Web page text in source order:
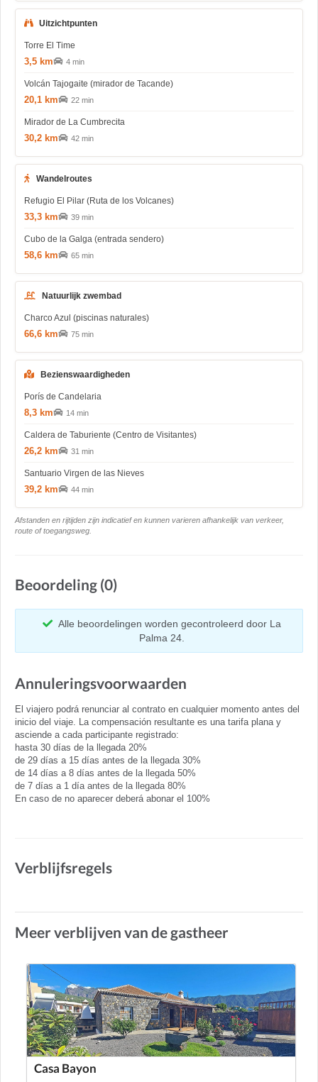
Uitzichtpunten
Torre El Time
3,5 km 4 min
Volcán Tajogaite (mirador de Tacande)
20,1 km 22 min
Mirador de La Cumbrecita
30,2 km 42 min
Wandelroutes
Refugio El Pilar (Ruta de los Volcanes)
33,3 km 39 min
Cubo de la Galga (entrada sendero)
58,6 km 65 min
Natuurlijk zwembad
Charco Azul (piscinas naturales)
66,6 km 75 min
Bezienswaardigheden
Porís de Candelaria
8,3 km 14 min
Caldera de Taburiente (Centro de Visitantes)
26,2 km 31 min
Santuario Virgen de las Nieves
39,2 km 44 min
Afstanden en rijtijden zijn indicatief en kunnen varieren afhankelijk van verkeer,
route of toegangsweg.
Beoordeling (0)
Alle beoordelingen worden gecontroleerd door La
Palma 24.
Annuleringsvoorwaarden
El viajero podrá renunciar al contrato en cualquier momento antes del
inicio del viaje. La compensación resultante es una tarifa plana y
asciende a cada participante registrado:
hasta 30 días de la llegada 20%
de 29 días a 15 días antes de la llegada 30%
de 14 días a 8 días antes de la llegada 50%
de 7 días a 1 día antes de la llegada 80%
En caso de no aparecer deberá abonar el 100%
Verblijfsregels
Meer verblijven van de gastheer
Casa Bayon